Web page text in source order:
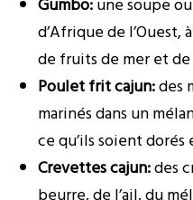
d’Afrique de l’Ouest,
de fruits de mer et
Poulet frit cajun:des
marinés dans un
ce qu’ils soient
Crevettes cajun:des